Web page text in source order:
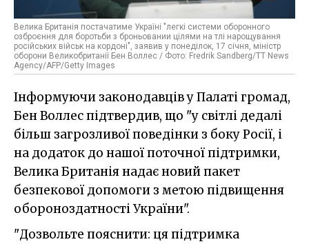
Велика Британія постачатиме Україні "легкі системи оборонного
озброєння для боротьби з броньовании цілями на тлі нарощування
російських військ на кордоні", заявив у понеділок, 17 січня, міністр
оборони Великобританії Бен Воллес / Фото: Fredrik Sandberg/TT News
Agency/AFP/Getty Images
Інформуючи законодавців у Палаті громад,
Бен Воллес підтвердив, що "у світлі дедалі
більш загрозливої поведінки з боку Росії, і
на додаток до нашої поточної підтримки,
Велика Британія надає новий пакет
безпекової допомоги з метою підвищення
обороноздатності України".
"Дозвольте пояснити: ця підтримка